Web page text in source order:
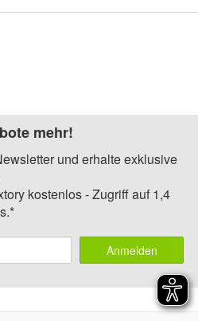
mehr!
und erhalte exklusive
kostenlos - Zugriff auf 1,4
Anmelden